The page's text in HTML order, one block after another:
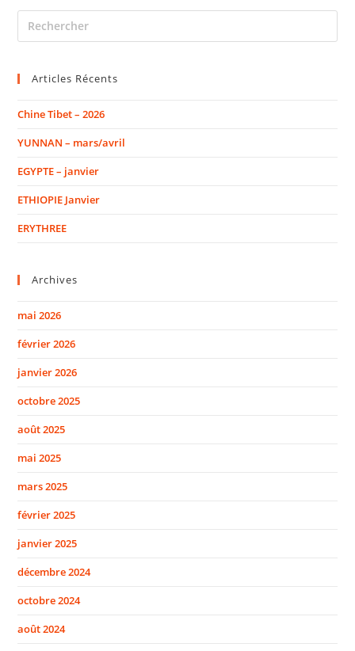
Articles Récents
Chine Tibet – 2026
YUNNAN – mars/avril
EGYPTE – janvier
ETHIOPIE Janvier
ERYTHREE
Archives
mai 2026
février 2026
janvier 2026
octobre 2025
août 2025
mai 2025
mars 2025
février 2025
janvier 2025
décembre 2024
octobre 2024
août 2024